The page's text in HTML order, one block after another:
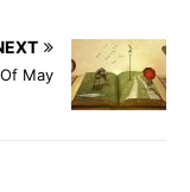
May